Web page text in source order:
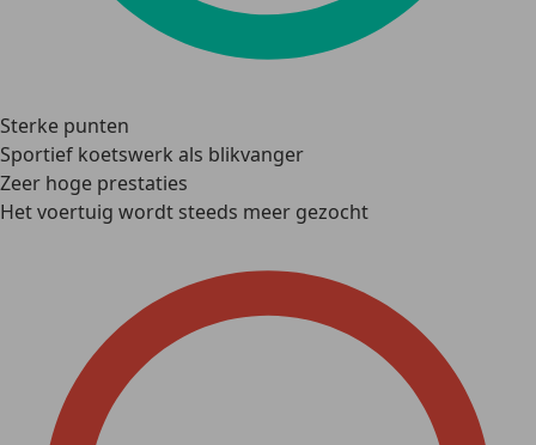
Sterke punten
Sportief koetswerk als blikvanger
Zeer hoge prestaties
Het voertuig wordt steeds meer gezocht